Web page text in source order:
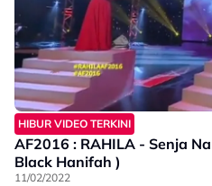
HIBUR VIDEO TERKINI
AF2016 : RAHILA - Senja
Black Hanifah )
11/02/2022